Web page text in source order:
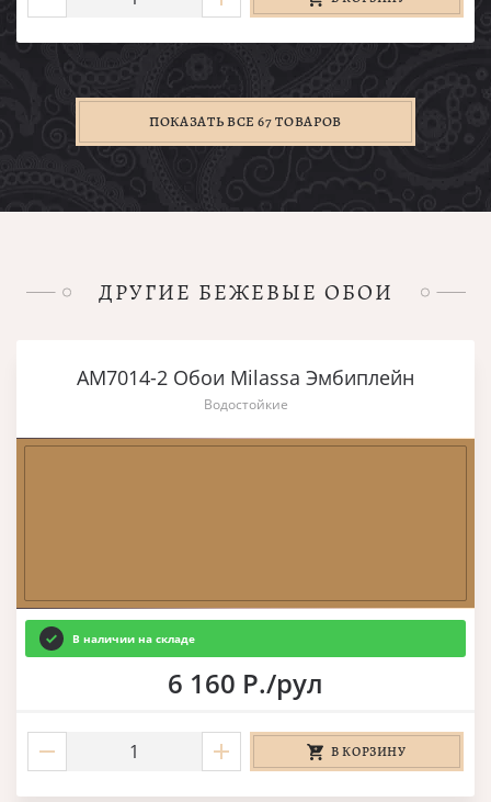
ПОКАЗАТЬ ВСЕ 67 ТОВАРОВ
ДРУГИЕ БЕЖЕВЫЕ ОБОИ
AM7014-2 Обои Milassa Эмбиплейн
Водостойкие
В наличии на складе
6 160 Р./рул
В КОРЗИНУ